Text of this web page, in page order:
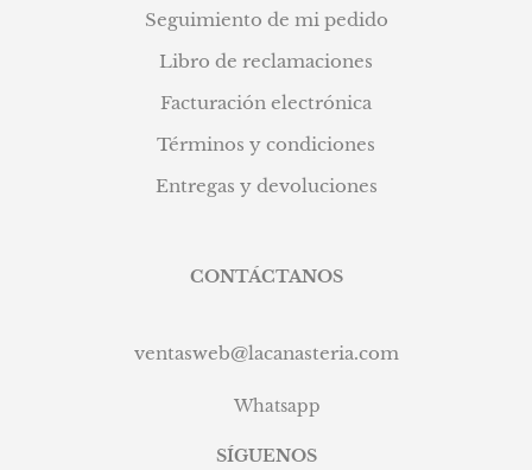
Seguimiento de mi pedido
Libro de reclamaciones
Facturación electrónica
Términos y condiciones
Entregas y devoluciones
CONTÁCTANOS
ventasweb@lacanasteria.com
Whatsapp
SÍGUENOS